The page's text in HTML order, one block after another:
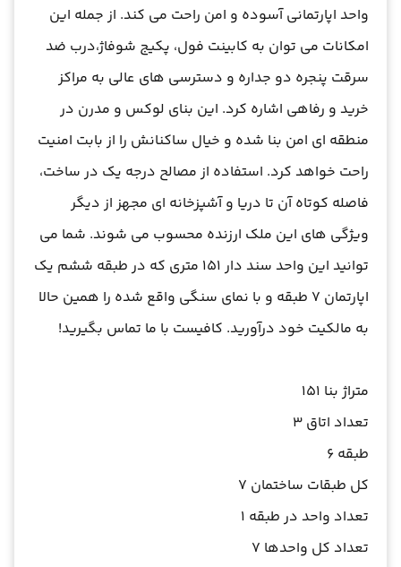
واحد اپارتمانی آسوده و امن راحت می کند. از جمله این
امکانات می توان به کابینت فول، پکیج شوفاژ،درب ضد
سرقت پنجره دو جداره و دسترسی های عالی به مراکز
خرید و رفاهی اشاره کرد. این بنای لوکس و مدرن در
منطقه ای امن بنا شده و خیال ساکنانش را از بابت امنیت
راحت خواهد کرد. استفاده از مصالح درجه یک در ساخت،
فاصله کوتاه آن تا دریا و آشپزخانه ای مجهز از دیگر
ویژگی های این ملک ارزنده محسوب می شوند. شما می
توانید این واحد سند دار 151 متری که در طبقه ششم یک
اپارتمان 7 طبقه و با نمای سنگی واقع شده را همین حالا
به مالکیت خود درآورید. کافیست با ما تماس بگیرید!
متراژ بنا 151
تعداد اتاق 3
طبقه 6
کل طبقات ساختمان 7
تعداد واحد در طبقه 1
تعداد کل واحدها 7